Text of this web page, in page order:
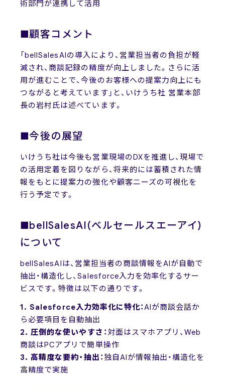
術部門が連携して活用
■顧客コメント
「bellSalesAIの導入により、営業担当者の負担が軽
減され、商談記録の精度が向上しました。さらに活
用が進むことで、今後のお客様への提案力向上にも
つながると考えています」と、いけうち社 営業本部
長の岩村氏は述べています。
■今後の展望
いけうち社は今後も営業現場のDXを推進し、現場で
の活用定着を図りながら、将来的には蓄積された情
報をもとに提案力の強化や顧客ニーズの可視化を
行う予定です。
■bellSalesAI(ベルセールスエーアイ)
について
bellSalesAIは、営業担当者の商談情報をAIが自動で
抽出・構造化し、Salesforce入力を効率化するサー
ビスです。特徴は以下の通りです。
1. Salesforce入力効率化に特化：AIが商談会話か
ら必要項目を自動抽出
2. 圧倒的な使いやすさ： 対面はスマホアプリ、Web
商談はPCアプリで簡単操作
3. 高精度な要約・抽出： 独自AIが情報抽出・構造化を
高精度で実施